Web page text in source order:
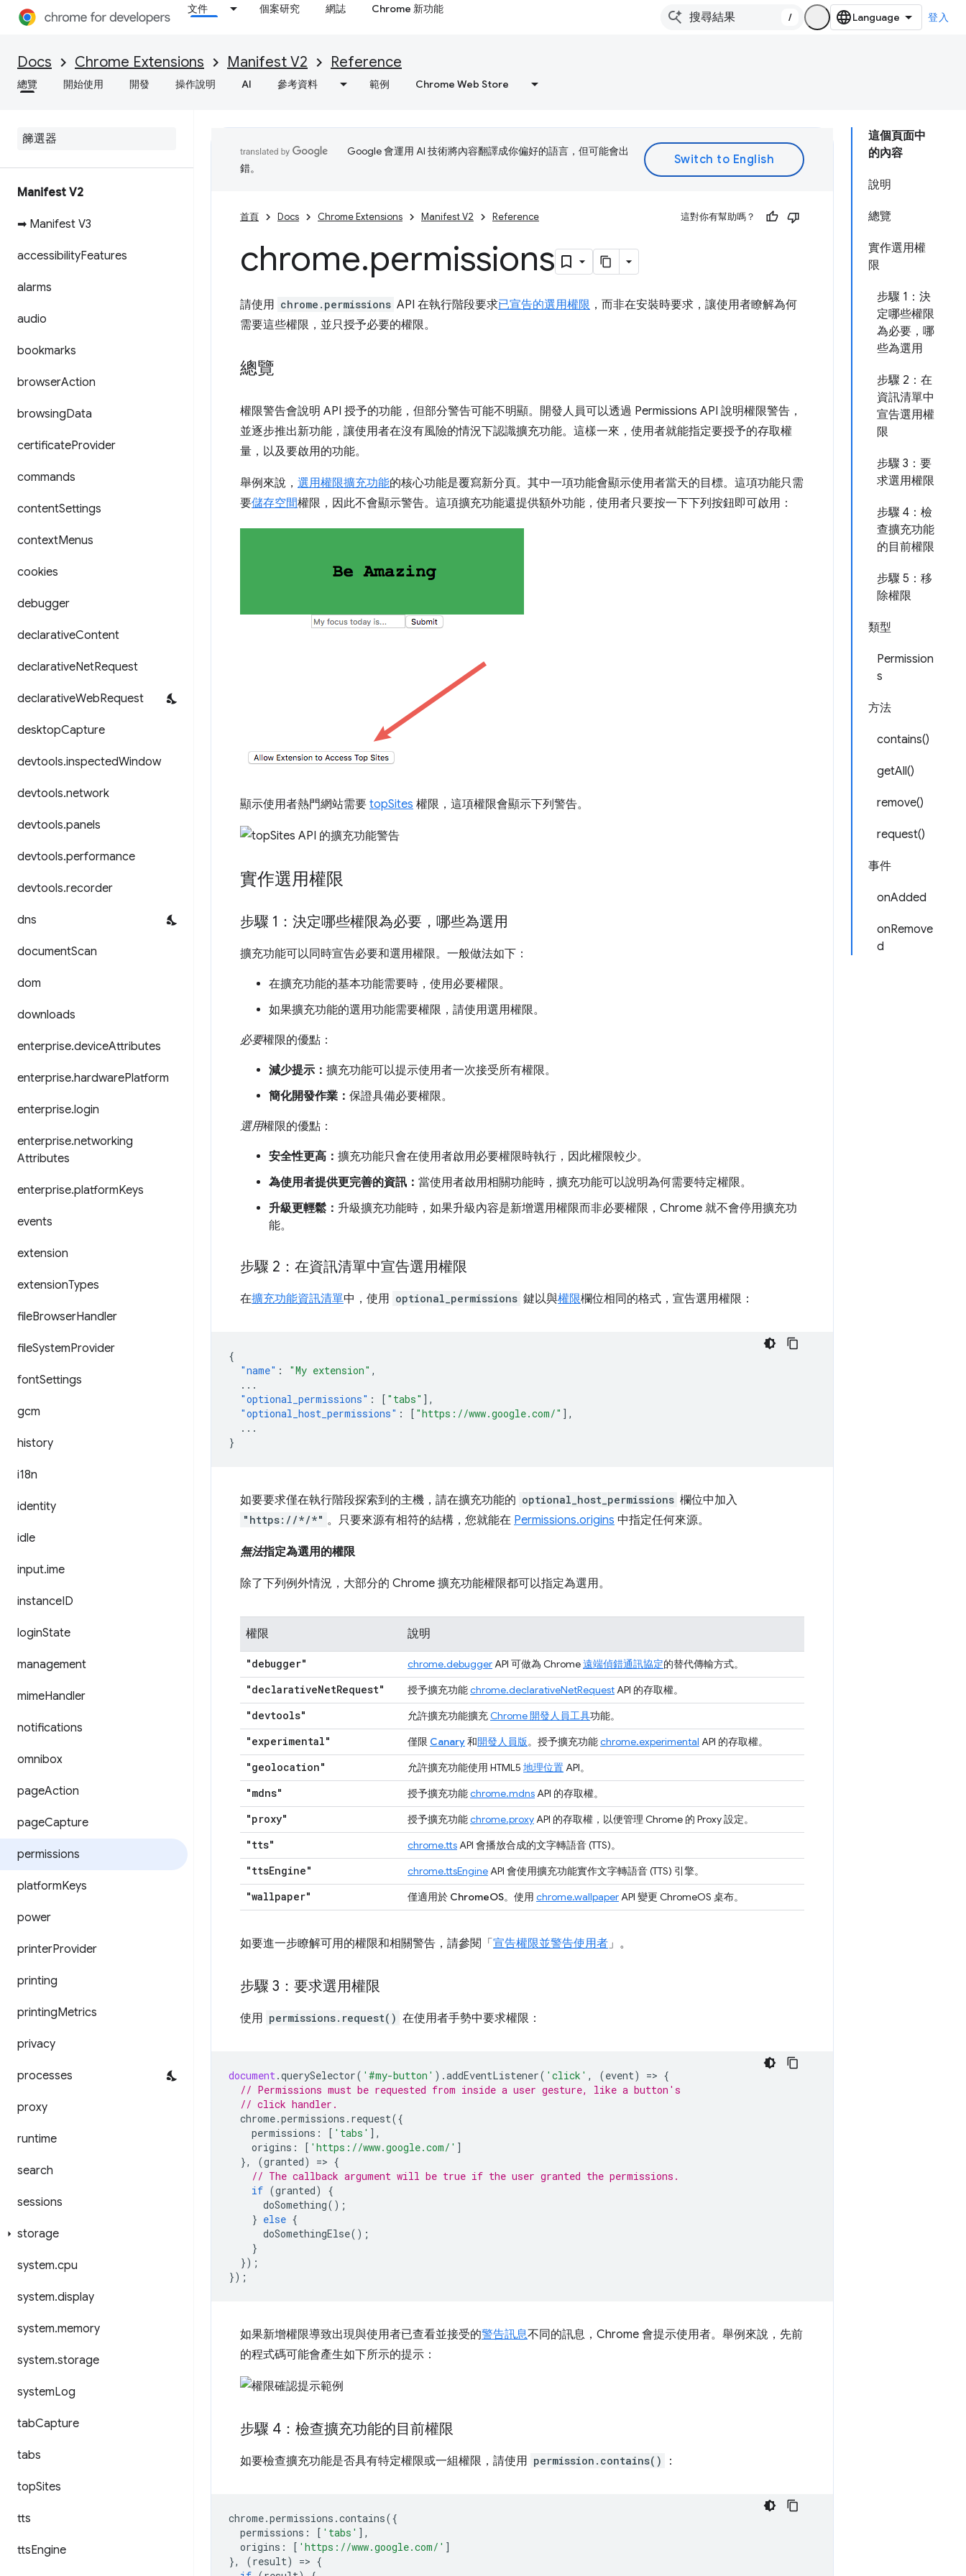
文件 個案研究 網誌 Chrome 新功能
/ 登入
Docs Chrome Extensions Manifest V2 Reference
總覽 開始使用 開發 操作說明 AI 參考資料 範例 Chrome Web Store
Manifest V2
➡ Manifest V3
accessibilityFeatures
alarms
audio
bookmarks
browserAction
browsingData
certificateProvider
commands
contentSettings
contextMenus
cookies
debugger
declarativeContent
declarativeNetRequest
declarativeWebRequest
desktopCapture
devtools.inspectedWindow
devtools.network
devtools.panels
devtools.performance
devtools.recorder
dns
documentScan
dom
downloads
enterprise.deviceAttributes
enterprise.hardwarePlatform
enterprise.login
enterprise.networking
Attributes
enterprise.platformKeys
events
extension
extensionTypes
fileBrowserHandler
fileSystemProvider
fontSettings
gcm
history
i18n
identity
idle
input.ime
instanceID
loginState
management
mimeHandler
notifications
omnibox
pageAction
pageCapture
permissions
platformKeys
power
printerProvider
printing
printingMetrics
privacy
processes
proxy
runtime
search
sessions
storage
system.cpu
system.display
system.memory
system.storage
systemLog
tabCapture
tabs
topSites
tts
ttsEngine
這個頁面中
的內容
說明
總覽
實作選用權
限
步驟 1：決
定哪些權限
為必要，哪
些為選用
步驟 2：在
資訊清單中
宣告選用權
限
步驟 3：要
求選用權限
步驟 4：檢
查擴充功能
的目前權限
步驟 5：移
除權限
類型
Permission
s
方法
contains()
getAll()
remove()
request()
事件
onAdded
onRemove
d
Google 會運用 AI 技術將內容翻譯成你偏好的語言，但可能會出
錯。
首頁 Docs Chrome Extensions Manifest V2 Reference 這對你有幫助嗎？
chrome.permissions
請使用 chrome.permissions API 在執行階段要求已宣告的選用權限 ，而非在安裝時要求，讓使用者瞭解為何
需要這些權限，並只授予必要的權限。
總覽
權限警告會說明 API 授予的功能，但部分警告可能不明顯。開發人員可以透過 Permissions API 說明權限警告，
並逐步推出新功能，讓使用者在沒有風險的情況下認識擴充功能。這樣一來，使用者就能指定要授予的存取權
量，以及要啟用的功能。
舉例來說， 選用權限擴充功能的核心功能是覆寫新分頁。其中一項功能會顯示使用者當天的目標。這項功能只需
要儲存空間權限，因此不會顯示警告。這項擴充功能還提供額外功能，使用者只要按一下下列按鈕即可啟用：
顯示使用者熱門網站需要 topSites 權限，這項權限會顯示下列警告。
實作選用權限
步驟 1：決定哪些權限為必要，哪些為選用
擴充功能可以同時宣告必要和選用權限。一般做法如下：
在擴充功能的基本功能需要時，使用必要權限。
如果擴充功能的選用功能需要權限，請使用選用權限。
必要權限的優點：
減少提示： 擴充功能可以提示使用者一次接受所有權限。
簡化開發作業： 保證具備必要權限。
選用權限的優點：
安全性更高： 擴充功能只會在使用者啟用必要權限時執行，因此權限較少。
為使用者提供更完善的資訊： 當使用者啟用相關功能時，擴充功能可以說明為何需要特定權限。
升級更輕鬆： 升級擴充功能時，如果升級內容是新增選用權限而非必要權限，Chrome 就不會停用擴充功
能。
步驟 2：在資訊清單中宣告選用權限
在擴充功能資訊清單中，使用 optional_permissions 鍵以與權限欄位相同的格式，宣告選用權限：
{
"name" : "My extension" ,
...
"optional_permissions" : [ "tabs" ],
"optional_host_permissions" : [ "https://www.google.com/" ],
...
}
如要要求僅在執行階段探索到的主機，請在擴充功能的 optional_host_permissions 欄位中加入
"https://*/*" 。只要來源有相符的結構，您就能在 Permissions.origins 中指定任何來源。
無法指定為選用的權限
除了下列例外情況，大部分的 Chrome 擴充功能權限都可以指定為選用。
權限 說明
"debugger" chrome.debuggerAPI 可做為 Chrome遠端偵錯通訊協定的替代傳輸方式。
"declarativeNetRequest" 授予擴充功能chrome.declarativeNetRequestAPI 的存取權。
"devtools" 允許擴充功能擴充Chrome 開發人員工具功能。
"experimental" 僅限 Canary和開發人員版。 授予擴充功能chrome.experimental API 的存取權。
"geolocation" 允許擴充功能使用 HTML5 地理位置API。
"mdns" 授予擴充功能chrome.mdnsAPI 的存取權。
"proxy" 授予擴充功能chrome.proxyAPI 的存取權，以便管理 Chrome 的 Proxy 設定。
"tts" chrome.ttsAPI 會播放合成的文字轉語音 (TTS)。
"ttsEngine" chrome.ttsEngineAPI 會使用擴充功能實作文字轉語音 (TTS) 引擎。
"wallpaper" 僅適用於 ChromeOS。使用 chrome.wallpaperAPI 變更 ChromeOS 桌布。
如要進一步瞭解可用的權限和相關警告，請參閱「 宣告權限並警告使用者」。
步驟 3：要求選用權限
使用 permissions.request() 在使用者手勢中要求權限：
document.querySelector( '#my-button' ).addEventListener( 'click' , (event) => {
// Permissions must be requested from inside a user gesture, like a button's
// click handler.
chrome.permissions . request({
permissions : [ 'tabs' ],
origins : [ 'https://www.google.com/' ]
},
(granted) => {
// The callback argument will be true if the user granted the permissions.
if (granted)
{
doSomething();
} else {
doSomethingElse();
}
});
});
如果新增權限導致出現與使用者已查看並接受的警告訊息不同的訊息，Chrome 會提示使用者。舉例來說，先前
的程式碼可能會產生如下所示的提示：
步驟 4：檢查擴充功能的目前權限
如要檢查擴充功能是否具有特定權限或一組權限，請使用 permission.contains() ：
chrome.permissions .contains({
permissions : [ 'tabs' ],
origins : [ 'https://www.google.com/' ]
},
(result) => {